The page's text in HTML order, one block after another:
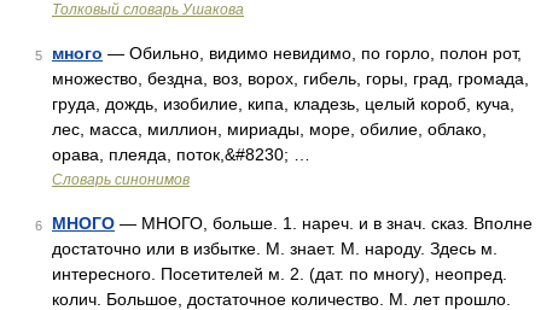
Толковый словарь Ушакова
5 много — Обильно, видимо невидимо, по горло, полон рот,
множество, бездна, воз, ворох, гибель, горы, град, громада,
груда, дождь, изобилие, кипа, кладезь, целый короб, куча,
лес, масса, миллион, мириады, море, обилие, облако,
орава, плеяда, поток,&#8230; …
Словарь синонимов
6 МНОГО — МНОГО, больше. 1. нареч. и в знач. сказ. Вполне
достаточно или в избытке. М. знает. М. народу. Здесь м.
интересного. Посетителей м. 2. (дат. по многу), неопред.
колич. Большое, достаточное количество. М. лет прошло.